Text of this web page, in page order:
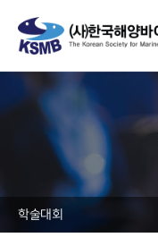
학술대회